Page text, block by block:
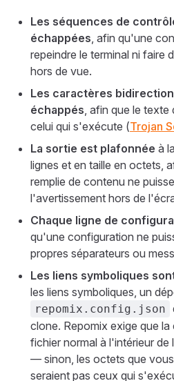
Les séquences de
échappées, afin qu'une
repeindre le terminal ni faire
hors de vue.
Les caractères
échappés, afin que le texte
celui qui s'exécute (Trojan
La sortie est plafonnée à
lignes et en taille en octets,
remplie de contenu ne
l'avertissement hors de
Chaque ligne de
qu'une configuration ne
propres séparateurs ou
Les liens symboliques
les liens symboliques, un
repomix.config.json
clone. Repomix exige que
fichier normal à l'intérieur
— sinon, les octets que
seraient pas ceux qui